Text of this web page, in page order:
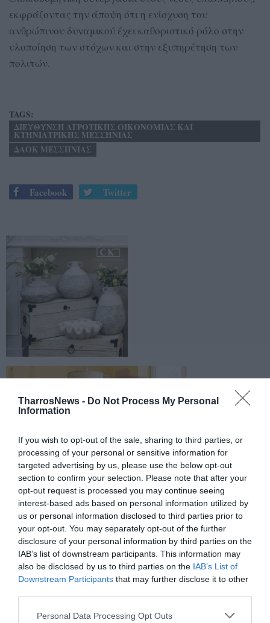
TharrosNews - Do Not Process My Personal
Information
If you wish to opt-out of the sale, sharing to third parties, or
processing of your personal or sensitive information for
targeted advertising by us, please use the below opt-out
section to confirm your selection. Please note that after your
opt-out request is processed you may continue seeing
interest-based ads based on personal information utilized by
us or personal information disclosed to third parties prior to
your opt-out. You may separately opt-out of the further
disclosure of your personal information by third parties on the
IAB’s list of downstream participants. This information may
also be disclosed by us to third parties on the IAB’s List of
Downstream Participants that may further disclose it to other
Personal Data Processing Opt Outs
εκφράζοντας την άποψη ότι η ενίσχυση του
ανθρώπινου δυναμικού έχει καθοριστικό ρόλο στην
υλοποίηση των στόχων και στην εξυπηρέτηση των
πολιτών.
TAGS:
ΔΙΕΥΘΥΝΣΗ ΑΓΡΟΤΙΚΗΣ ΟΙΚΟΝΟΜΙΑΣ ΚΑΙ
ΚΤΗΝΙΑΤΡΙΚΗΣ ΜΕΣΣΗΝΙΑΣ
ΔΑΟΚ ΜΕΣΣΗΝΙΑΣ
Facebook Twitter